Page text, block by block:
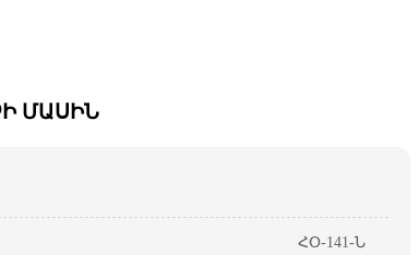
ՄԱՍԻՆ
ՀՕ-141-Ն